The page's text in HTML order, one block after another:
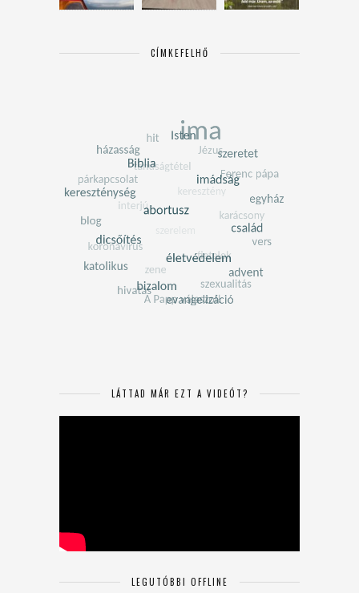
CÍMKEFELHŐ
LÁTTAD MÁR EZT A VIDEÓT?
LEGUTÓBBI OFFLINE